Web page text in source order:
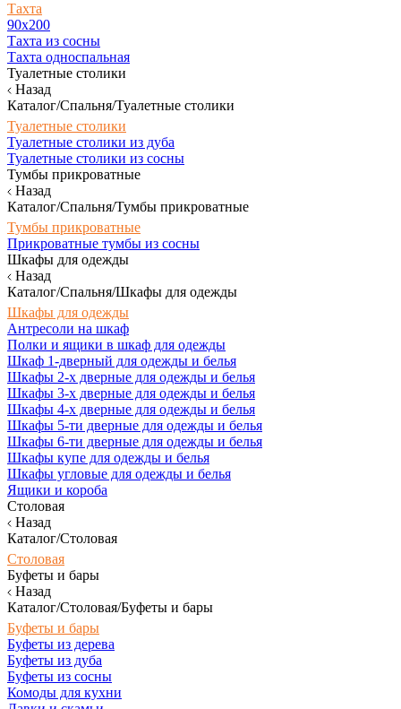
Тахта
90х200
Тахта из сосны
Тахта односпальная
Туалетные столики
Назад
Каталог/Спальня/Туалетные столики
Туалетные столики
Туалетные столики из дуба
Туалетные столики из сосны
Тумбы прикроватные
Назад
Каталог/Спальня/Тумбы прикроватные
Тумбы прикроватные
Прикроватные тумбы из сосны
Шкафы для одежды
Назад
Каталог/Спальня/Шкафы для одежды
Шкафы для одежды
Антресоли на шкаф
Полки и ящики в шкаф для одежды
Шкаф 1-дверный для одежды и белья
Шкафы 2-х дверные для одежды и белья
Шкафы 3-х дверные для одежды и белья
Шкафы 4-х дверные для одежды и белья
Шкафы 5-ти дверные для одежды и белья
Шкафы 6-ти дверные для одежды и белья
Шкафы купе для одежды и белья
Шкафы угловые для одежды и белья
Ящики и короба
Столовая
Назад
Каталог/Столовая
Столовая
Буфеты и бары
Назад
Каталог/Столовая/Буфеты и бары
Буфеты и бары
Буфеты из дерева
Буфеты из дуба
Буфеты из сосны
Комоды для кухни